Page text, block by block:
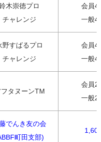
木崇徳プロ
チャレンジ
会員
一般
野すばるプロ
チャレンジ
会員
一般
フタヌーンTM
会員
一般
でんき友の会
町田支部)